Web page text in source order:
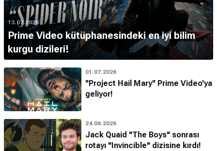
13.07.2026
Prime Video kütüphanesindeki en iyi bilim
kurgu dizileri!
01.07.2026
''Project Hail Mary'' Prime Video'ya
geliyor!
24.06.2026
Jack Quaid "The Boys" sonrası
rotayı "Invincible" dizisine kırdı!